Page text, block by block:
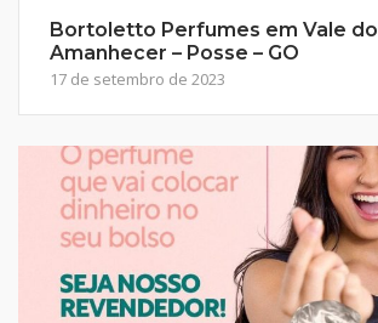
Bortoletto Perfumes em Vale do
Amanhecer – Posse – GO
17 de setembro de 2023